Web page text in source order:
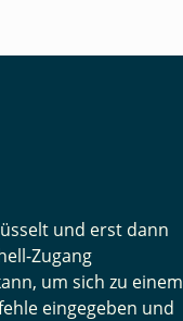
und erst dann
Zugang
um sich zu einem
eingegeben und